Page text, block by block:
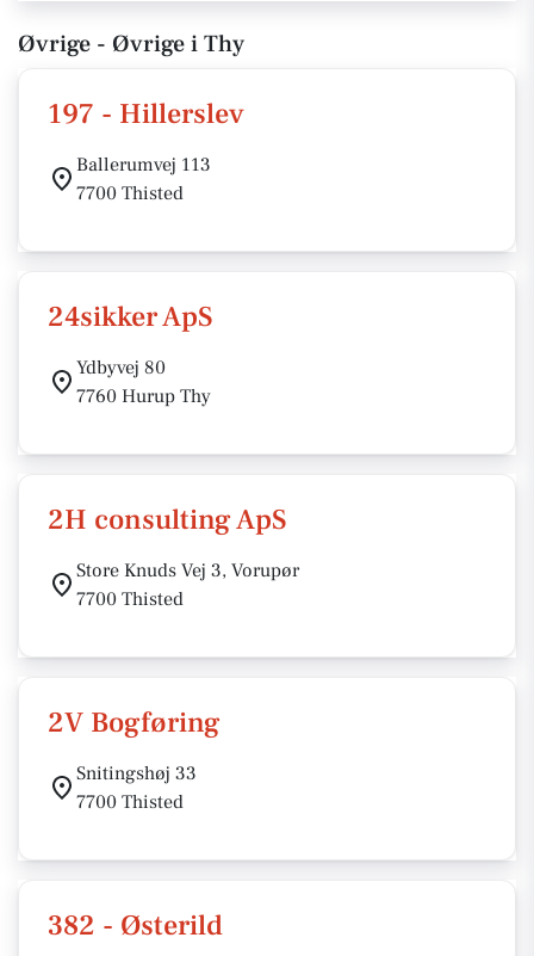
Øvrige - Øvrige i Thy
197 - Hillerslev
Ballerumvej 113
7700 Thisted
24sikker ApS
Ydbyvej 80
7760 Hurup Thy
2H consulting ApS
Store Knuds Vej 3, Vorupør
7700 Thisted
2V Bogføring
Snitingshøj 33
7700 Thisted
382 - Østerild